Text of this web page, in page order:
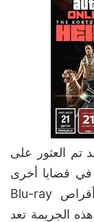
تم العثور على
في قضايا أخرى
تتعلق بسرقة بطاقات ائتمان وشراء أقراص Blu-ray
الجريمة تعد